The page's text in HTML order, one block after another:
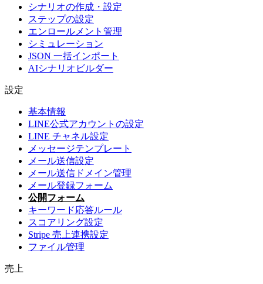
シナリオの作成・設定
ステップの設定
エンロールメント管理
シミュレーション
JSON 一括インポート
AIシナリオビルダー
設定
基本情報
LINE公式アカウントの設定
LINE チャネル設定
メッセージテンプレート
メール送信設定
メール送信ドメイン管理
メール登録フォーム
公開フォーム
キーワード応答ルール
スコアリング設定
Stripe 売上連携設定
ファイル管理
売上